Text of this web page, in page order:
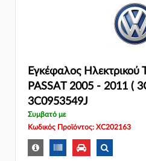
Εγκέφαλος Ηλεκτρικού
PASSAT 2005 - 2011 (
3C0953549J
Συμβατό με
Κωδικός Προϊόντος: XC202163